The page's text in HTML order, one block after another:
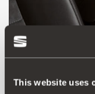
This website uses